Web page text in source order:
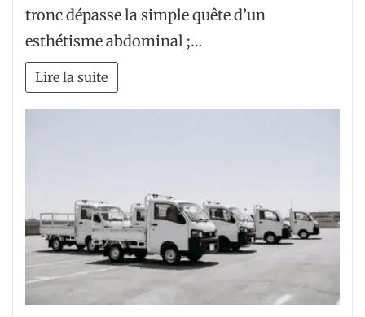
tronc dépasse la simple quête d’un
esthétisme abdominal ;…
Lire la suite